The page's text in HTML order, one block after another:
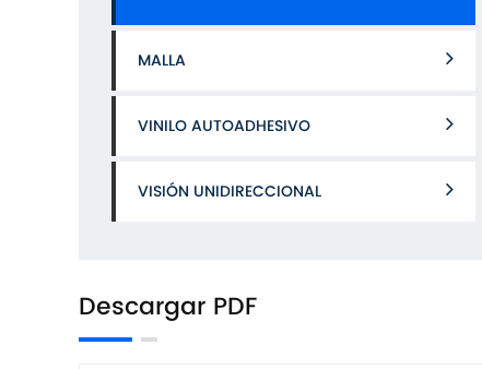
MALLA
VINILO AUTOADHESIVO
VISIÓN UNIDIRECCIONAL
Descargar PDF